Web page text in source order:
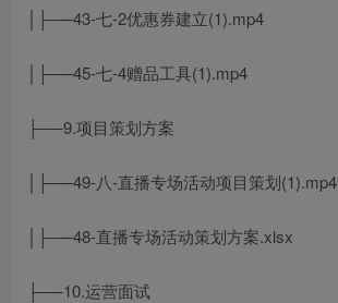
│├──43-七-2优惠券建立(1).mp4
│├──45-七-4赠品工具(1).mp4
├──9.项目策划方案
│├──49-八-直播专场活动项目策划(1).mp4
│├──48-直播专场活动策划方案.xlsx
├──10.运营面试